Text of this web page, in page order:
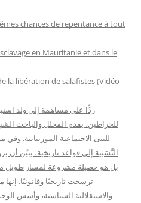
chances de repentance à tout
en Mauritanie et dans le
la libération de salafistes (Vidéo
ردًّا على مساهمة إلي ولد
للحراطين، يقدم المحلل والباحث
للبنى الاجتماعية الموريتانية.
النَّسَبية إلى قواعد تاريخية، يبيّن أن
بل هو حصيلة مشروعة لمسار طويل
ترسخت تاريخيًا وقانونيًا.
والاستقلالية السياسية، وأسس